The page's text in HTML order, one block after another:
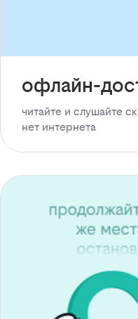
офлайн-
читайте и слушайте
нет интернета